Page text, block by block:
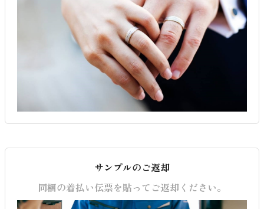
サンプルのご返却
同梱の着払い伝票を貼ってご返却ください。